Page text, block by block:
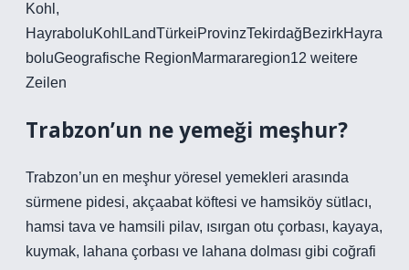
Kohl,
HayraboluKohlLandTürkeiProvinzTekirdağBezirkHayra
boluGeografische RegionMarmararegion12 weitere
Zeilen
Trabzon’un ne yemeği meşhur?
Trabzon’un en meşhur yöresel yemekleri arasında
sürmene pidesi, akçaabat köftesi ve hamsiköy sütlacı,
hamsi tava ve hamsili pilav, ısırgan otu çorbası, kayaya,
kuymak, lahana çorbası ve lahana dolması gibi coğrafi